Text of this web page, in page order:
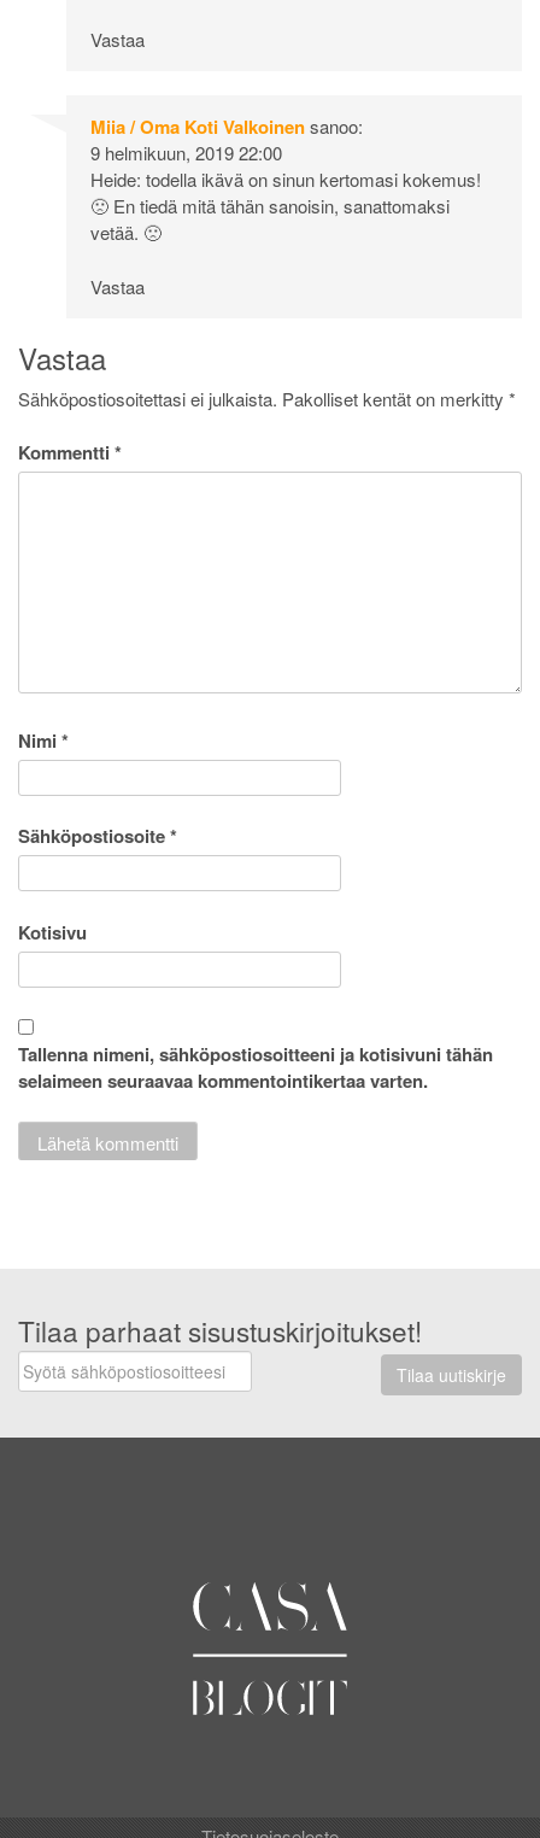
Vastaa
Miia / Oma Koti Valkoinensanoo:
9 helmikuun, 2019 22:00
Heide: todella ikävä on sinun kertomasi kokemus!
🙁 En tiedä mitä tähän sanoisin, sanattomaksi
vetää. 🙁
Vastaa
Vastaa
Sähköpostiosoitettasi ei julkaista. Pakolliset kentät on merkitty *
Kommentti *
Nimi *
Sähköpostiosoite*
Kotisivu
Tallenna nimeni, sähköpostiosoitteeni ja kotisivuni tähän
selaimeen seuraavaa kommentointikertaa varten.
Tilaa parhaat sisustuskirjoitukset!
Tilaa uutiskirje